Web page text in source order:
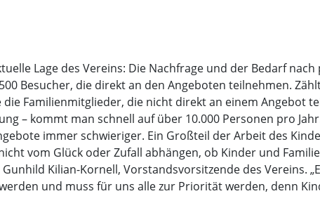
Lage des Vereins: Die Nachfrage und der Bedarf nach
Besucher, die direkt an den Angeboten teilnehmen.
Familienmitglieder, die nicht direkt an einem Angebot
– kommt man schnell auf über 10.000 Personen pro
immer schwieriger. Ein Großteil der Arbeit des
vom Glück oder Zufall abhängen, ob Kinder und
Kilian-Kornell, Vorstandsvorsitzende des Vereins.
und muss für uns alle zur Priorität werden, denn